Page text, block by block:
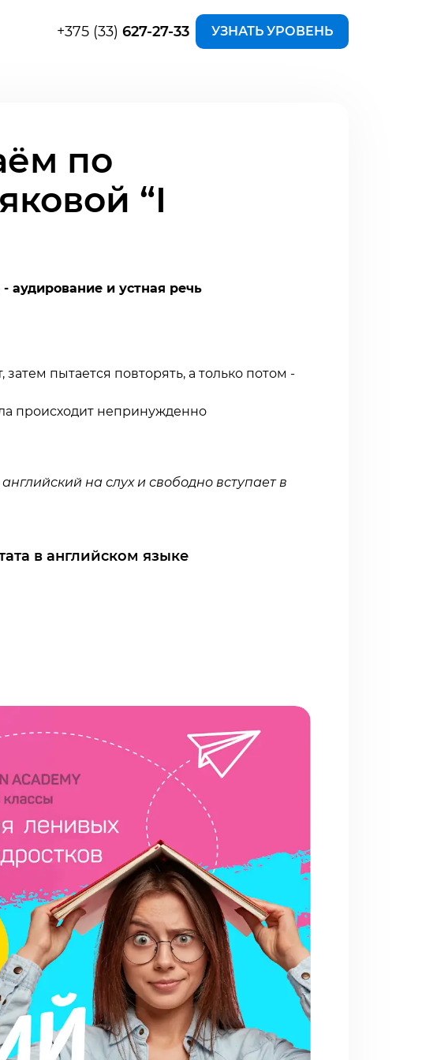
+375 (33) 627-27-33 УЗНАТЬ УРОВЕНЬ
по
“I
аудирование и устная речь
пытается повторять, а только потом -
происходит непринужденно
на слух и свободно вступает в
в английском языке